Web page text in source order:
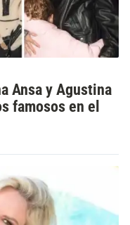
Ansa y Agustina
famosos en el